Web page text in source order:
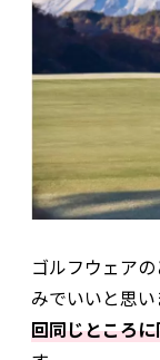
ゴルフウェア
みでいいと思い
回同じところ